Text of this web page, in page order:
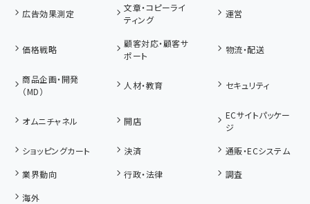
広告効果測定
文章・コピーライ
ティング
運営
価格戦略
顧客対応・顧客サ
ポート
物流・配送
商品企画・開発
（MD）
人材・教育 セキュリティ
オムニチャネル 開店
ECサイトパッケー
ジ
ショッピングカート
決済
通販・ECシステム
業界動向
行政・法律
調査
海外